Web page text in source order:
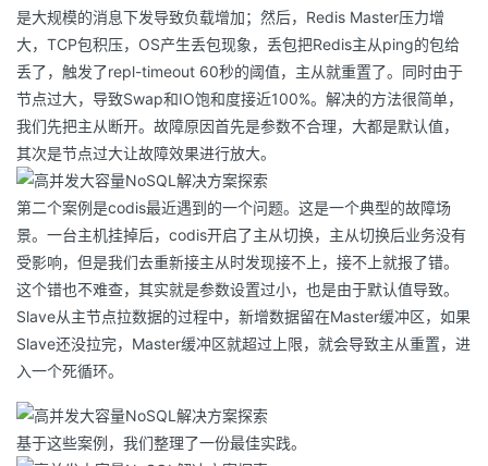
是大规模的消息下发导致负载增加；然后，Redis Master压力增
大，TCP包积压，OS产生丢包现象，丢包把Redis主从ping的包给
丢了，触发了repl-timeout 60秒的阈值，主从就重置了。同时由于
节点过大，导致Swap和IO饱和度接近100%。解决的方法很简单，
我们先把主从断开。故障原因首先是参数不合理，大都是默认值，
其次是节点过大让故障效果进行放大。
第二个案例是codis最近遇到的一个问题。这是一个典型的故障场
景。一台主机挂掉后，codis开启了主从切换，主从切换后业务没有
受影响，但是我们去重新接主从时发现接不上，接不上就报了错。
这个错也不难查，其实就是参数设置过小，也是由于默认值导致。
Slave从主节点拉数据的过程中，新增数据留在Master缓冲区，如果
Slave还没拉完，Master缓冲区就超过上限，就会导致主从重置，进
入一个死循环。
基于这些案例，我们整理了一份最佳实践。